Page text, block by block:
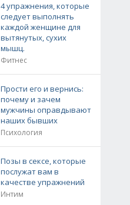
4 упражнения, которые
следует выполнять
каждой женщине для
вытянутых, сухих
мышц.
Фитнес
Прости его и вернись:
почему и зачем
мужчины оправдывают
наших бывших
Психология
Позы в сексе, которые
послужат вам в
качестве упражнений
Интим